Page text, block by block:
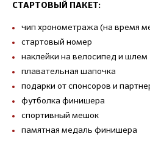
СТАРТОВЫЙ ПАКЕТ:
чип хронометража (на время
стартовый номер
наклейки на велосипед и шлем
плавательная шапочка
подарки от спонсоров и
футболка финишера
спортивный мешок
памятная медаль финишера